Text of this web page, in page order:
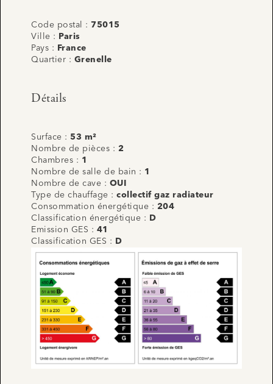
Code postal : 75015
Ville :
Paris
Pays :
France
Quartier : Grenelle
Détails
Surface : 53 m²
Nombre de pièces : 2
Chambres : 1
Nombre de salle de bain : 1
Nombre de cave : OUI
Type de chauffage : collectif gaz radiateur
Consommation énergétique : 204
Classification énergétique :
D
Emission GES : 41
Classification GES :
D